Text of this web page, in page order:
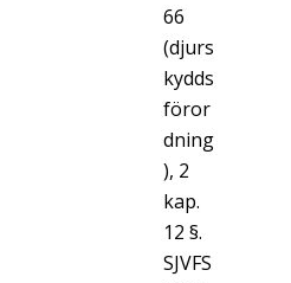
66
(djurs
kydds
föror
dning
), 2
kap.
12 §.
SJVFS